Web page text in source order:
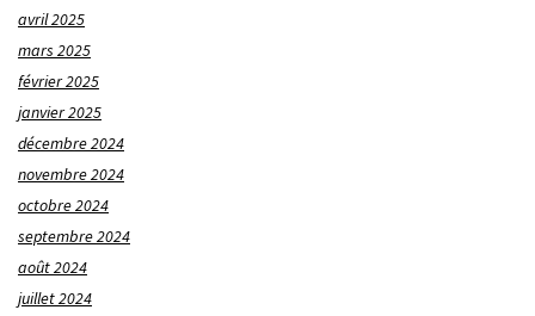
avril 2025
mars 2025
février 2025
janvier 2025
décembre 2024
novembre 2024
octobre 2024
septembre 2024
août 2024
juillet 2024